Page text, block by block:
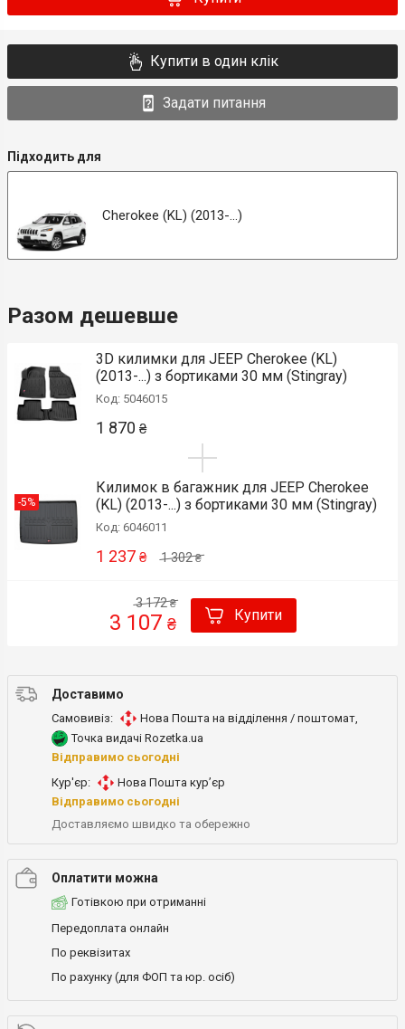
Купити в один клік
Задати питання
Підходить для
Cherokee (KL) (2013-...)
Разом дешевше
3D килимки для JEEP Cherokee (KL)
(2013-...) з бортиками 30 мм (Stingray)
Код: 5046015
1 870 ₴
-5%
Килимок в багажник для JEEP Cherokee
(KL) (2013-...) з бортиками 30 мм (Stingray)
Код: 6046011
1 302₴
1 237 ₴
3 172₴
3 107 ₴ Купити
Доставимо
Самовивіз: Нова Пошта на відділення / поштомат,
Точка видачі Rozetka.ua
Відправимо сьогодні
Кур'єр:
Нова Пошта кур’єр
Відправимо сьогодні
Доставляємо швидко та обережно
Оплатити можна
Готівкою при отриманні
Передоплата онлайн
По реквізитах
По рахунку (для ФОП та юр. осіб)